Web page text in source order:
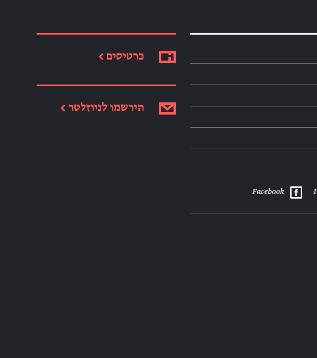
Facebook
כרטיסים ←
הירשמו לניוזלטר ←